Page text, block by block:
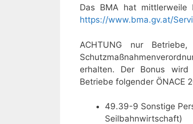
Das BMA hat mittlerweile
https://www.bma.gv.at/
ACHTUNG nur
erhalten. Der Bonus
Betriebe folgender ÖNACE
49.39-9 Sonstige
Seilbahnwirtschaft)